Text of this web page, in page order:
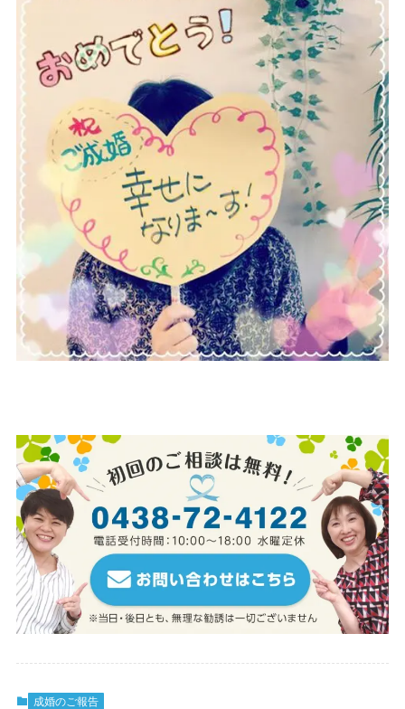
成婚のご報告